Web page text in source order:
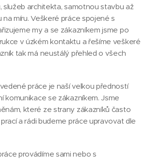
služeb architekta, samotnou stavbu až
míru. Veškeré práce spojené s
my a se zákazníkem jsme po
v úzkém kontaktu a řešíme veškeré
tak má neustálý přehled o všech
práce je naší velkou předností
komunikace se zákazníkem. Jsme
které ze strany zákazníků často
a rádi budeme práce upravovat dle
provádíme sami nebo s